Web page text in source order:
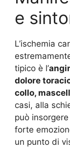
e
L’ischemia
tipico è l’
dolore
collo,
casi, alla
può
forte
un punto di